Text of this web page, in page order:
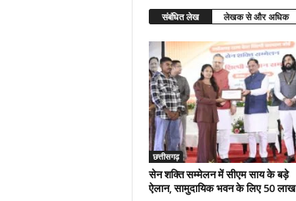
संबंधित लेख लेखक से और अधिक
छत्तीसगढ़
सेन शक्ति सम्मेलन में सीएम साय के बड़े
ऐलान, सामुदायिक भवन के लिए 50 लाख